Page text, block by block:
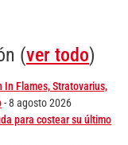
(ver todo)
In Flames, Stratovarius,
- 8 agosto 2026
para costear su último